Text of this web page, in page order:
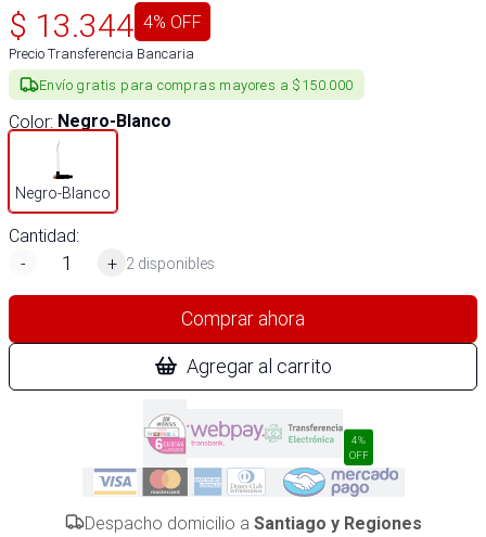
$ 13.344 4% OFF
Precio Transferencia Bancaria
Envío gratis para compras mayores a $150.000
Color: Negro-Blanco
Negro-Blanco
Cantidad:
-
+ 2 disponibles
Comprar ahora
Agregar al carrito
4%
OFF
Despacho domicilio a Santiago y Regiones